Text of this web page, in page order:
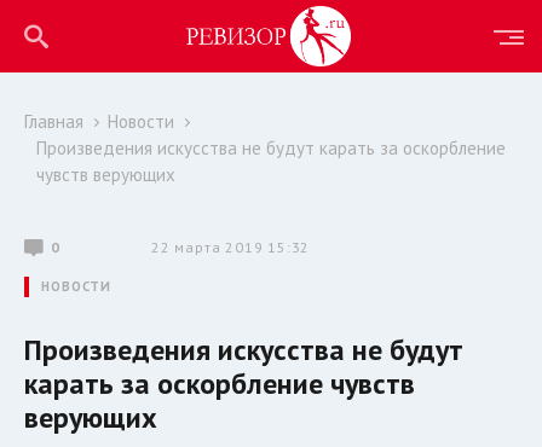
Главная
Новости
Произведения искусства не будут карать за оскорбление
чувств верующих
0 22 марта 2019 15:32
НОВОСТИ
Произведения искусства не будут
карать за оскорбление чувств
верующих